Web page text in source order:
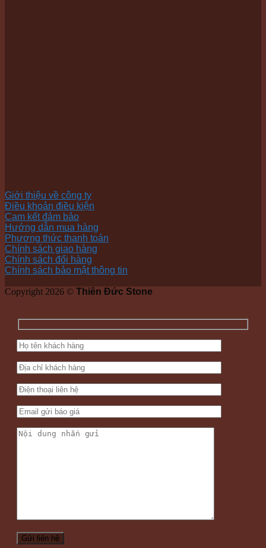
Giới thiệu về công ty
Điều khoản điều kiện
Cam kết đảm bảo
Hướng dẫn mua hàng
Phương thức thanh toán
Chính sách giao hàng
Chính sách đổi hàng
Chính sách bảo mật thông tin
Copyright 2026 © Thiên Đức Stone